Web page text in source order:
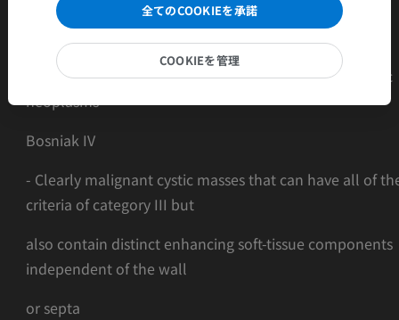
diagnosis, as neoplasm cannot be excluded
- This category includes complicated hemorrhagic or
infected cysts, multilocular cystic nephroma, and cystic
neoplasms
Bosniak IV
- Clearly malignant cystic masses that can have all of
criteria of category III but
also contain distinct enhancing soft-tissue components
independent of the wall
or septa
全てのCOOKIEを承諾
COOKIEを管理